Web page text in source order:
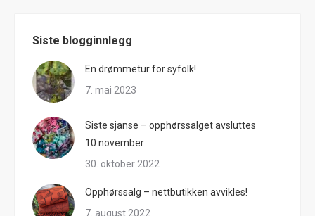
Siste blogginnlegg
En drømmetur for syfolk!
7. mai 2023
Siste sjanse – opphørssalget avsluttes
10.november
30. oktober 2022
Opphørssalg – nettbutikken avvikles!
7. august 2022